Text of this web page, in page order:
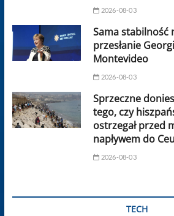
2026-08-03
Sama stabilność
przesłanie
Montevideo
2026-08-03
Sprzeczne
tego, czy
ostrzegał przed
napływem do
2026-08-03
TECH